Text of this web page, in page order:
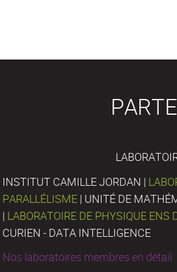
INSTITUT CAMILLE JORDAN |
PARALLÉLISME | UNITÉ DE
| LABORATOIRE DE PHYSIQUE ENS
CURIEN - DATA INTELLIGENCE
Nos laboratoires membres en détail